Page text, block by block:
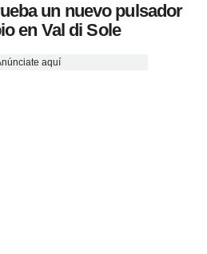
un nuevo pulsador
en Val di Sole
aquí